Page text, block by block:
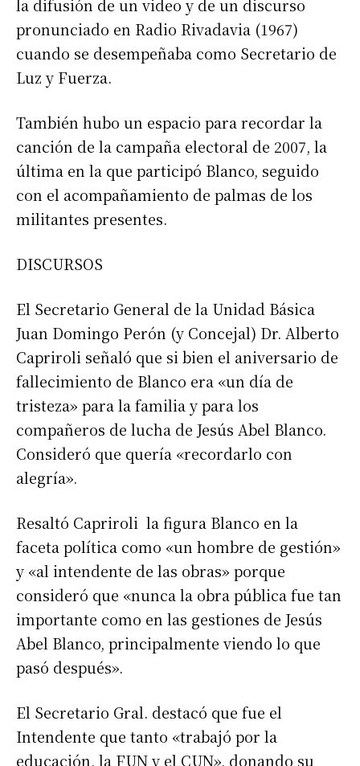
la difusión de un video y de un discurso
pronunciado en Radio Rivadavia (1967)
cuando se desempeñaba como Secretario de
Luz y Fuerza.
También hubo un espacio para recordar la
canción de la campaña electoral de 2007, la
última en la que participó Blanco, seguido
con el acompañamiento de palmas de los
militantes presentes.
DISCURSOS
El Secretario General de la Unidad Básica
Juan Domingo Perón (y Concejal) Dr. Alberto
Capriroli señaló que si bien el aniversario de
fallecimiento de Blanco era «un día de
tristeza» para la familia y para los
compañeros de lucha de Jesús Abel Blanco.
Consideró que quería «recordarlo con
alegría».
Resaltó Capriroli la figura Blanco en la
faceta política como «un hombre de gestión»
y «al intendente de las obras» porque
consideró que «nunca la obra pública fue tan
importante como en las gestiones de Jesús
Abel Blanco, principalmente viendo lo que
pasó después».
El Secretario Gral. destacó que fue el
Intendente que tanto «trabajó por la
educación, la FUN y el CUN», donando su